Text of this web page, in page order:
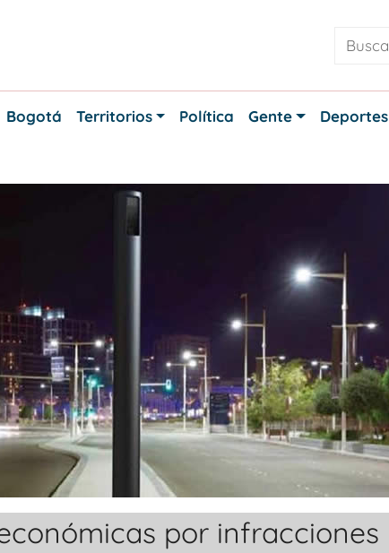
Bogotá Territorios Política Gente Deportes
por infracciones